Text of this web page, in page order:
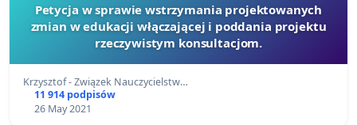
Petycja w sprawie wstrzymania projektowanych
zmian w edukacji włączającej i poddania projektu
rzeczywistym konsultacjom.
Krzysztof - Związek Nauczycielstw…
11 914 podpisów
26 May 2021